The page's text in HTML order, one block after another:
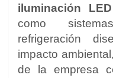
iluminación
como
refrigeración
impacto
de la empresa